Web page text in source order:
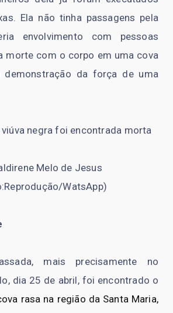
Ela não tinha passagens pela
envolvimento com pessoas
morte com o corpo em uma cova
demonstração da força de uma
negra foi encontrada morta
Melo de Jesus
WatsApp)
mais precisamente no
dia 25 de abril, foi encontrado o
rasa na região da Santa Maria,